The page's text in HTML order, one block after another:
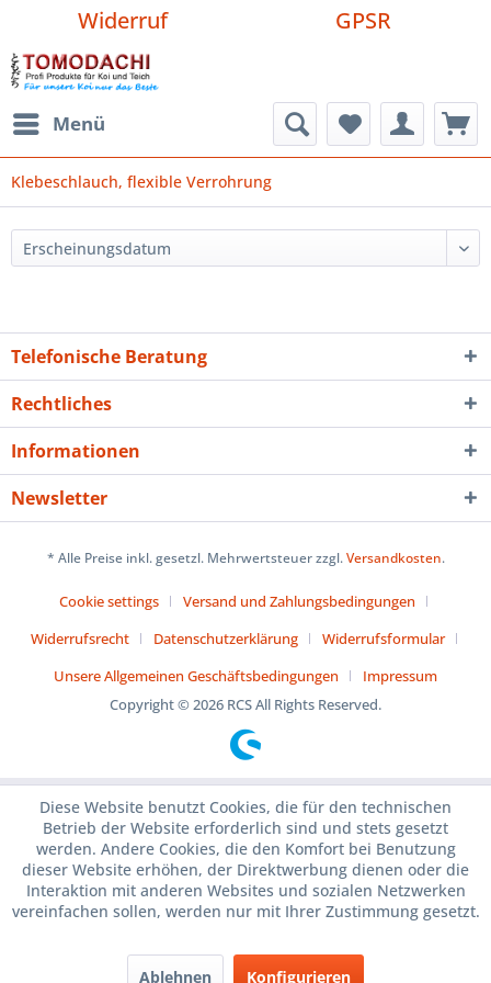
Widerruf GPSR
Menü
Klebeschlauch, flexible Verrohrung
Telefonische Beratung
Rechtliches
Informationen
Newsletter
* Alle Preise inkl. gesetzl. Mehrwertsteuer zzgl.Versandkosten.
Cookie settings
Versand und Zahlungsbedingungen
Widerrufsrecht
Datenschutzerklärung
Widerrufsformular
Unsere Allgemeinen Geschäftsbedingungen
Impressum
Copyright © 2026 RCS All Rights Reserved.
Diese Website benutzt Cookies, die für den technischen
Betrieb der Website erforderlich sind und stets gesetzt
werden. Andere Cookies, die den Komfort bei Benutzung
dieser Website erhöhen, der Direktwerbung dienen oder die
Interaktion mit anderen Websites und sozialen Netzwerken
vereinfachen sollen, werden nur mit Ihrer Zustimmung gesetzt.
Ablehnen Konfigurieren